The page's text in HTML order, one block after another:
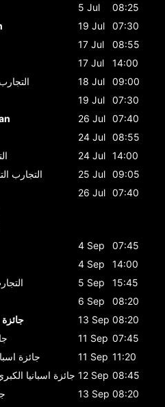
5 Jul
08:25
19 Jul
07:30
17 Jul
08:55
17 Jul
14:00
18 Jul
09:00
19 Jul
07:30
26 Jul 07:40
24 Jul 08:55
24 Jul 14:00
التجارب 25 Jul 09:05
26 Jul 07:40
4 Sep
07:45
4 Sep
14:00
5 Sep
15:45
6 Sep
08:20
جائزة
13 Sep 08:20
11 Sep 07:45
جائزة
11 Sep 11:20
جائزة اسبانيا 12 Sep 08:45
13 Sep 08:20